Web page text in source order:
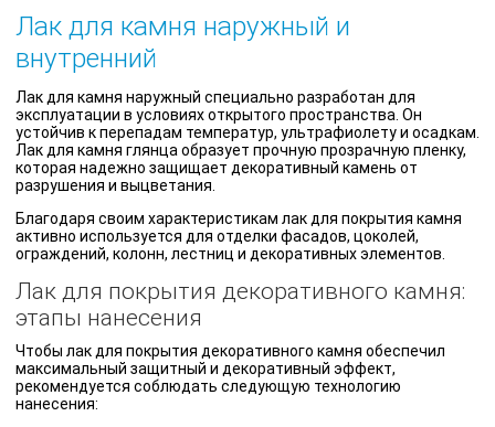
Лак для камня наружный и
внутренний
Лак для камня наружный специально разработан для
эксплуатации в условиях открытого пространства. Он
устойчив к перепадам температур, ультрафиолету и осадкам.
Лак для камня глянца образует прочную прозрачную пленку,
которая надежно защищает декоративный камень от
разрушения и выцветания.
Благодаря своим характеристикам лак для покрытия камня
активно используется для отделки фасадов, цоколей,
ограждений, колонн, лестниц и декоративных элементов.
Лак для покрытия декоративного камня:
этапы нанесения
Чтобы лак для покрытия декоративного камня обеспечил
максимальный защитный и декоративный эффект,
рекомендуется соблюдать следующую технологию
нанесения: